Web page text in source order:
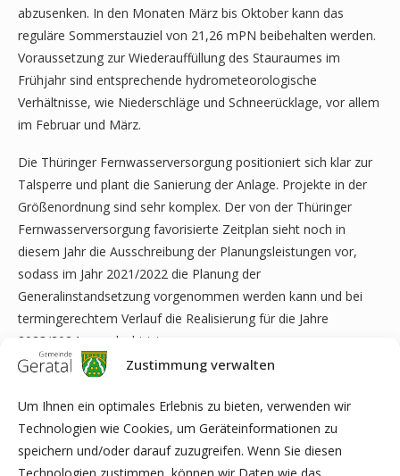
Zustimmung verwalten
Um Ihnen ein optimales Erlebnis zu bieten, verwenden wir
Technologien wie Cookies, um Geräteinformationen zu
speichern und/oder darauf zuzugreifen. Wenn Sie diesen
abzusenken. In den Monaten März bis Oktober kann das
reguläre Sommerstauziel von 21,26 mPN beibehalten werden.
Voraussetzung zur Wiederauffüllung des Stauraumes im
Frühjahr sind entsprechende hydrometeorologische
Verhältnisse, wie Niederschläge und Schneerücklage, vor allem
im Februar und März.
Die Thüringer Fernwasserversorgung positioniert sich klar zur
Talsperre und plant die Sanierung der Anlage. Projekte in der
Größenordnung sind sehr komplex. Der von der Thüringer
Fernwasserversorgung favorisierte Zeitplan sieht noch in
diesem Jahr die Ausschreibung der Planungsleistungen vor,
sodass im Jahr 2021/2022 die Planung der
Generalinstandsetzung vorgenommen werden kann und bei
termingerechtem Verlauf die Realisierung für die Jahre
2023/2024 angedacht ist.
Mit freundlichen Grüßen
Thüringer Fernwasserversorgung
i. V. Anne Barthel
Leiterin Öffentlichkeitsarbeit